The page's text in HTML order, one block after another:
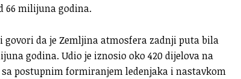
66 milijuna godina.
i govori da je Zemljina atmosfera zadnji puta bila
godina. Udio je iznosio oko 420 dijelova na
postupnim formiranjem ledenjaka i nastavkom